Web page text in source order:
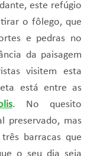
este refúgio
o fôlego, que
e pedras no
da paisagem
visitem esta
está entre as
. No quesito
preservado, mas
barracas que